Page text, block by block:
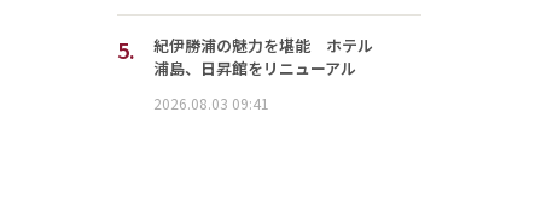
5.
紀伊勝浦の魅力を堪能 ホテル
浦島、日昇館をリニューアル
2026.08.03 09:41